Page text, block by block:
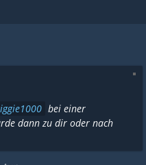
bei einer
dann zu dir oder nach